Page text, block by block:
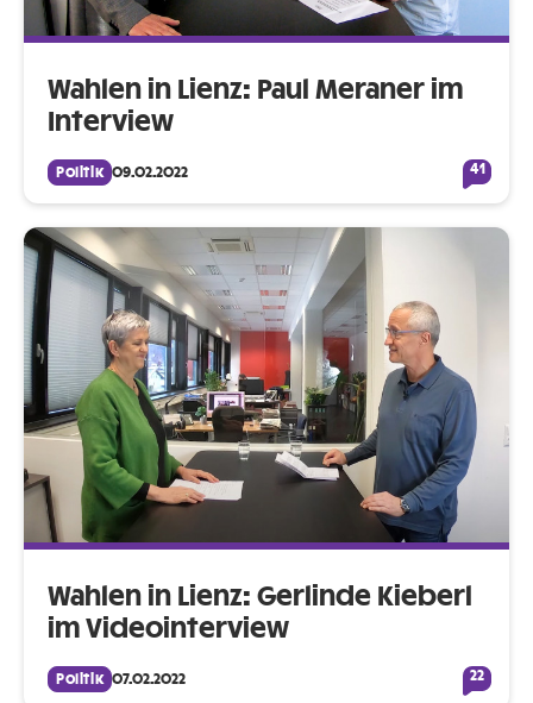
Wahlen in Lienz: Paul Meraner im
Interview
Politik 09.02.2022 41
Wahlen in Lienz: Gerlinde Kieberl
im Videointerview
Politik 07.02.2022 22